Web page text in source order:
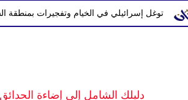
توغل إسرائيلي في الخيام وتفجيرات بمنطقة
دليلك الشامل إلى إضاءة